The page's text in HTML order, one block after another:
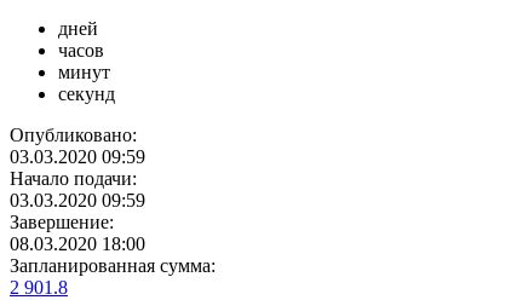
дней
часов
минут
секунд
Опубликовано:
03.03.2020 09:59
Начало подачи:
03.03.2020 09:59
Завершение:
08.03.2020 18:00
Запланированная сумма:
2 901.8